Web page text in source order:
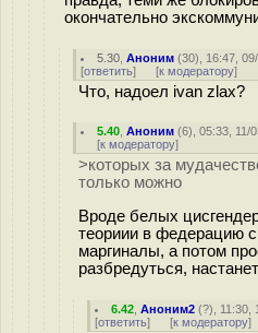
окончательно
5.30 ,Аноним (30), 16:47,
[ответить] [к модератору]
Что, надоел ivan zlax?
5.40 ,Аноним (6), 05:33, 11/
[к модератору]
>которых за
только можно
Вроде белых
теориии в федерацию
маргиналы, а потом
разбредуться,
6.42 ,Аноним2 (?), 11:30,
[ответить] [к модератору]